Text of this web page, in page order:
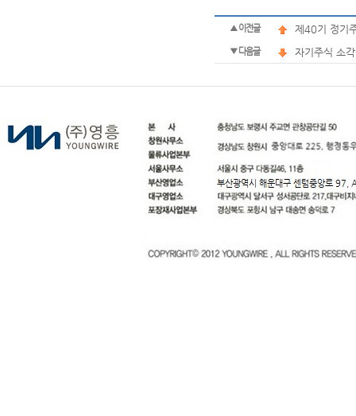
▲ 이전글 제40기 정기
▼ 다음글 자기주식 소